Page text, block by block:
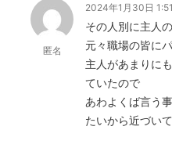
匿名
2024年1月30日
その人別に主人
元々職場の皆に
主人があまりに
ていたので
あわよくば言う
たいから近づい